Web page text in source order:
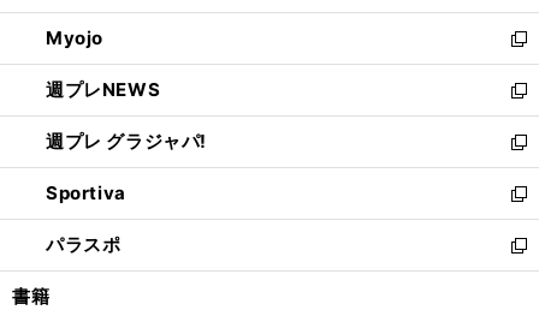
開
く
ウ
で
開
く
ン
ド
ウ
で
開
く
ウ
ィ
ン
ド
ウ
で
開
く
Myojo
新
し
い
ウ
ィ
ン
ド
ウ
で
開
週プレNEWS
新
し
い
ウ
ィ
ン
ド
ウ
週プレ グラジャパ!
新
し
い
ウ
ィ
ン
Sportiva
新
し
い
ウ
パラスポ
新
し
書籍